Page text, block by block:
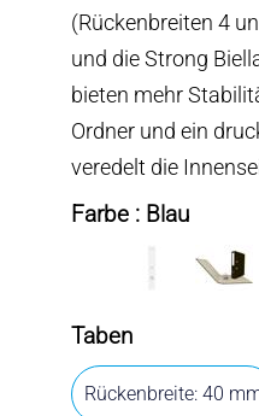
(Rückenbreiten 4
und die Strong
bieten mehr
Ordner und ein
veredelt die
Farbe : Blau
Taben
Rückenbreite: 40